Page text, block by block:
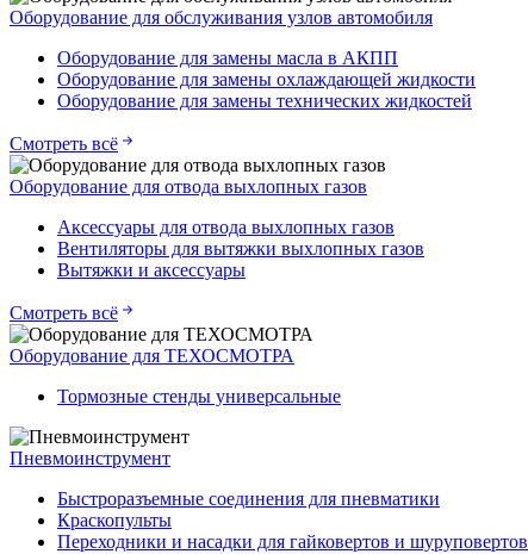
Оборудование для обслуживания узлов автомобиля
Оборудование для замены масла в АКПП
Оборудование для замены охлаждающей жидкости
Оборудование для замены технических жидкостей
Смотреть всё
Оборудование для отвода выхлопных газов
Аксессуары для отвода выхлопных газов
Вентиляторы для вытяжки выхлопных газов
Вытяжки и аксессуары
Смотреть всё
Оборудование для ТЕХОСМОТРА
Тормозные стенды универсальные
Пневмоинструмент
Быстроразъемные соединения для пневматики
Краскопульты
Переходники и насадки для гайковертов и шуруповертов